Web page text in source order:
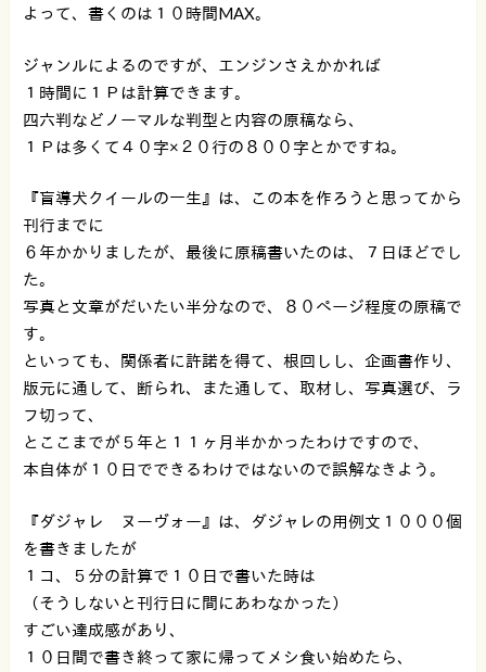
よって、書くのは１０時間MAX。
ジャンルによるのですが、エンジンさえかかれば
１時間に１Ｐは計算できます。
四六判などノーマルな判型と内容の原稿なら、
１Ｐは多くて４０字×２０行の８００字とかですね。
『盲導犬クイールの一生』は、この本を作ろうと思ってから
刊行までに
６年かかりましたが、最後に原稿書いたのは、７日ほどでし
た。
写真と文章がだいたい半分なので、８０ページ程度の原稿で
す。
といっても、関係者に許諾を得て、根回しし、企画書作り、
版元に通して、断られ、また通して、取材し、写真選び、ラ
フ切って、
とここまでが５年と１１ヶ月半かかったわけですので、
本自体が１０日でできるわけではないので誤解なきよう。
『ダジャレ ヌーヴォー』は、ダジャレの用例文１０００個
を書きましたが
１コ、５分の計算で１０日で書いた時は
（そうしないと刊行日に間にあわなかった）
すごい達成感があり、
１０日間で書き終って家に帰ってメシ食い始めたら、